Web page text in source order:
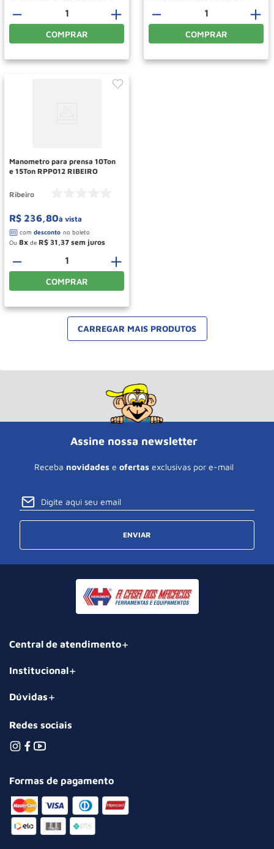
＋
－
COMPRAR
＋
－
COMPRAR
Manometro para prensa 10Ton
e 15Ton RPP012 RIBEIRO
Ribeiro
R$ 236,80à vista
Ou 8 de R$ 31 37
＋
－
COMPRAR
Assine nossa newsletter
Receba novidades e ofertas exclusivas por e-mail
ENVIAR
Central de atendimento
Institucional
Dúvidas
Redes sociais
Formas de pagamento